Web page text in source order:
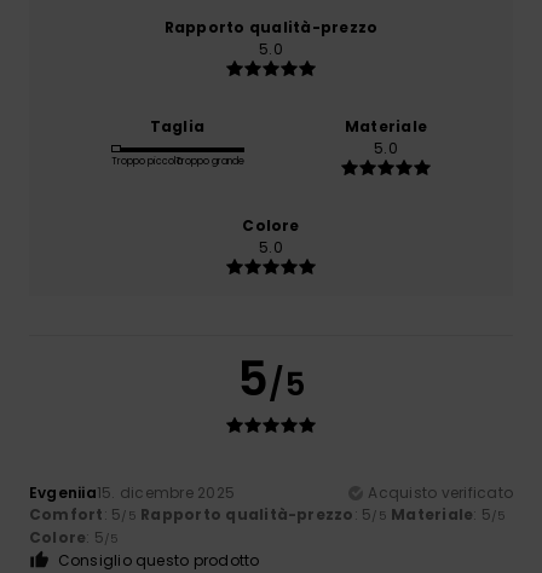
Rapporto qualità-prezzo
5.0
Taglia
Troppo piccoloTroppo grande
Materiale
5.0
Colore
5.0
5/5
Evgeniia15. dicembre 2025
Acquisto verificato
Comfort: 5/5 Rapporto qualità-prezzo: 5/5 Materiale: 5/5
Colore: 5/5
Consiglio questo prodotto